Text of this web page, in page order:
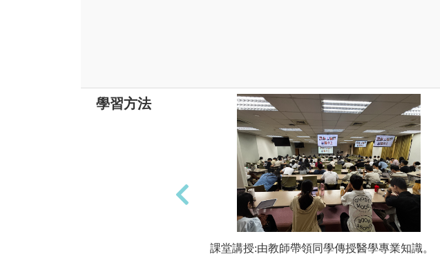
學習方法
課堂講授:由教師帶領同學傳授醫學專業知識。